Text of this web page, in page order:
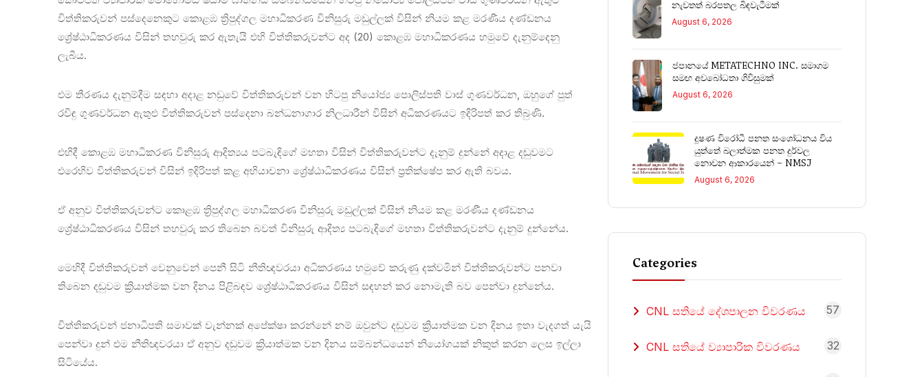
විත්තිකරුවන් පස්දෙනෙකුට කොළඹ ත්‍රිපුද්ගල මහාධිකරණ විනිසුරු මඩුල්ලක් විසින් නියම කළ මරණීය දණ්ඩනය
ශ්‍රේෂ්ඨාධිකරණය විසින් තහවුරු කර ඇතැයි එහි විත්තිකරුවන්ට අද (20) කොළඹ මහාධිකරණය හමුවේ දැනුම්දෙනු
ලැබීය.
එම තීරණය දැනුම්දීම සඳහා අදාළ නඩුවේ විත්තිකරුවන් වන හිටපු නියෝජ්‍ය පොලිස්පති වාස් ගුණවර්ධන, ඔහුගේ පුත්
රවිඳු ගුණවර්ධන ඇතුළු විත්තිකරුවන් පස්දෙනා බන්ධනාගාර නිලධාරීන් විසින් අධිකරණයට ඉදිරිපත් කර තිබුණි.
එහිදී කොළඹ මහාධිකරණ විනිසුරු ආදිත්‍යය පටබැඳිගේ මහතා විසින් විත්තිකරුවන්ට දැනුම් දුන්නේ අදාළ දඬුවමට
එරෙහිව විත්තිකරුවන් විසින් ඉදිරිපත් කළ අභියාචනා ශ්‍රේෂ්ඨාධිකරණය විසින් ප්‍රතික්ෂේප කර ඇති බවය.
ඒ අනුව විත්තිකරුවන්ට කොළඹ ත්‍රිපුද්ගල මහාධිකරණ විනිසුරු මඩුල්ලක් විසින් නියම කළ මරණීය දණ්ඩනය
ශ්‍රේෂ්ඨාධිකරණය විසින් තහවුරු කර තිබෙන බවත් විනිසුරු ආදිත්‍ය පටබැඳිගේ මහතා විත්තිකරුවන්ට දැනුම් දුන්නේය.
මෙහිදී විත්තිකරුවන් වෙනුවෙන් පෙනී සිටි නීතිඥවරයා අධිකරණය හමුවේ කරුණු දක්වමින් විත්තිකරුවන්ට පනවා
තිබෙන දඬුවම ක්‍රියාත්මක වන දිනය පිළිබඳව ශ්‍රේෂ්ඨාධිකරණය විසින් සඳහන් කර නොමැති බව පෙන්වා දුන්නේය.
විත්තිකරුවන් ජනාධිපති සමාවක් වැන්නක් අපේක්ෂා කරන්නේ නම් ඔවුන්ට දඬුවම ක්‍රියාත්මක වන දිනය ඉතා වැදගත් යැයි
පෙන්වා දුන් එම නීතිඥවරයා ඒ අනුව දඬුවම ක්‍රියාත්මක වන දිනය සම්බන්ධයෙන් නියෝගයක් නිකුත් කරන ලෙස ඉල්ලා
සිටියේය.
නැවතත් බරපතල බිඳවැටීමක්
August 6, 2026
ජපානයේ METATECHNO INC. සමාගම
සමඟ අවබෝධතා ගිවිසුමක්
August 6, 2026
දූෂණ විරෝධී පනත සංශෝධනය විය
යුත්තේ බලාත්මක පනත දුර්වල
නොවන ආකාරයෙන් – NMSJ
August 6, 2026
Categories
CNL සතියේ දේශපාලන විවරණය 57
CNL සතියේ ව්‍යාපාරික විවරණය 32